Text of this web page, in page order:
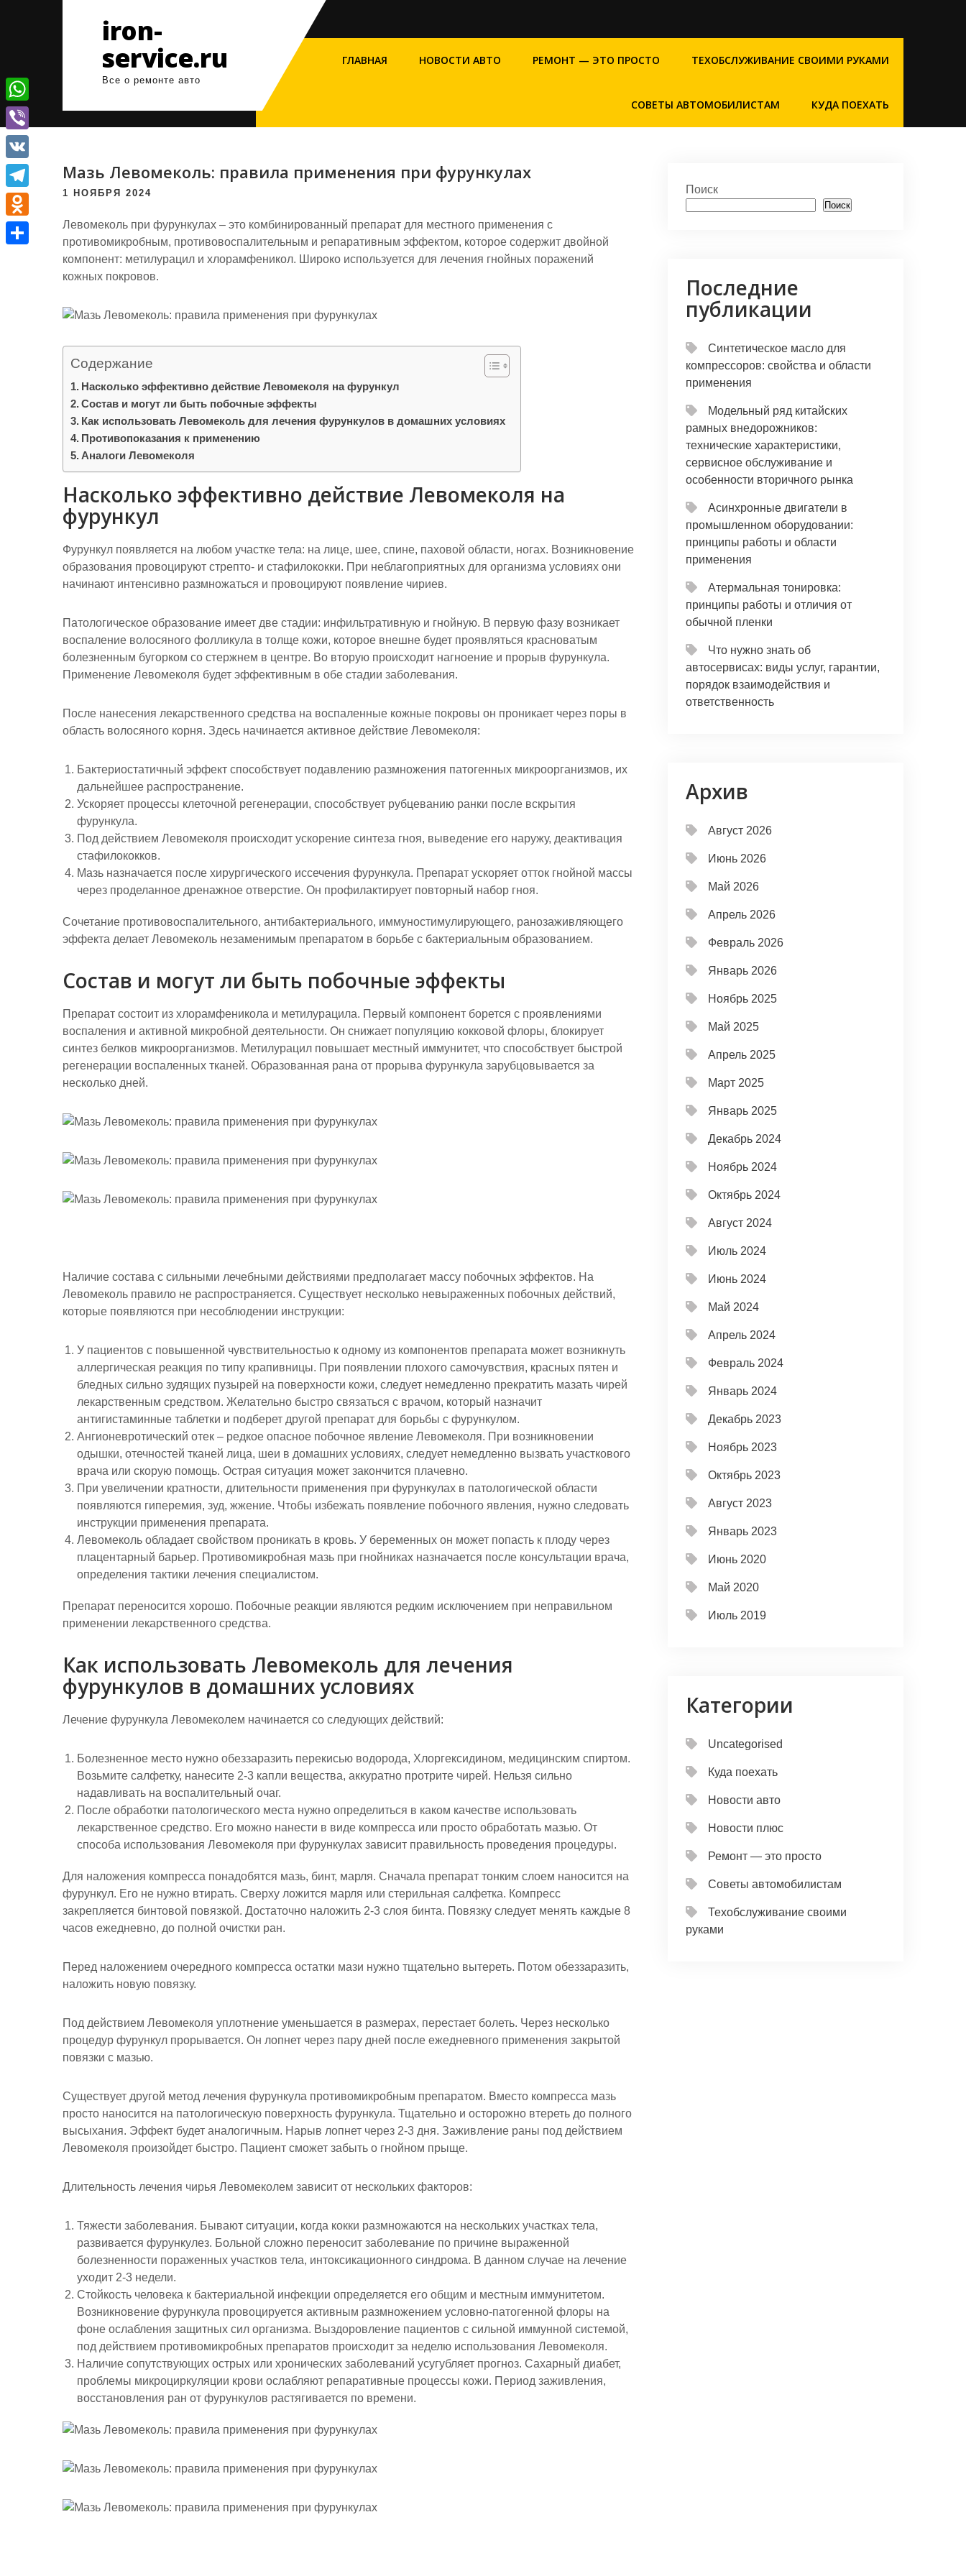
iron-
service.ru
Все о ремонте авто
ГЛАВНАЯ НОВОСТИ АВТО РЕМОНТ — ЭТО ПРОСТО ТЕХОБСЛУЖИВАНИЕ СВОИМИ РУКАМИ
СОВЕТЫ АВТОМОБИЛИСТАМ КУДА ПОЕХАТЬ
Мазь Левомеколь: правила применения при фурункулах
1 НОЯБРЯ 2024
Левомеколь при фурункулах – это комбинированный препарат для местного применения с
противомикробным, противовоспалительным и репаративным эффектом, которое содержит двойной
компонент: метилурацил и хлорамфеникол. Широко используется для лечения гнойных поражений
кожных покровов.
Содержание
Насколько эффективно действие Левомеколя на фурункул
Состав и могут ли быть побочные эффекты
Как использовать Левомеколь для лечения фурункулов в домашних условиях
Противопоказания к применению
Аналоги Левомеколя
Насколько эффективно действие Левомеколя на
фурункул
Фурункул появляется на любом участке тела: на лице, шее, спине, паховой области, ногах. Возникновение
образования провоцируют стрепто- и стафилококки. При неблагоприятных для организма условиях они
начинают интенсивно размножаться и провоцируют появление чириев.
Патологическое образование имеет две стадии: инфильтративную и гнойную. В первую фазу возникает
воспаление волосяного фолликула в толще кожи, которое внешне будет проявляться красноватым
болезненным бугорком со стержнем в центре. Во вторую происходит нагноение и прорыв фурункула.
Применение Левомеколя будет эффективным в обе стадии заболевания.
После нанесения лекарственного средства на воспаленные кожные покровы он проникает через поры в
область волосяного корня. Здесь начинается активное действие Левомеколя:
Бактериостатичный эффект способствует подавлению размножения патогенных микроорганизмов, их
дальнейшее распространение.
Ускоряет процессы клеточной регенерации, способствует рубцеванию ранки после вскрытия
фурункула.
Под действием Левомеколя происходит ускорение синтеза гноя, выведение его наружу, деактивация
стафилококков.
Мазь назначается после хирургического иссечения фурункула. Препарат ускоряет отток гнойной массы
через проделанное дренажное отверстие. Он профилактирует повторный набор гноя.
Сочетание противовоспалительного, антибактериального, иммуностимулирующего, ранозаживляющего
эффекта делает Левомеколь незаменимым препаратом в борьбе с бактериальным образованием.
Состав и могут ли быть побочные эффекты
Препарат состоит из хлорамфеникола и метилурацила. Первый компонент борется с проявлениями
воспаления и активной микробной деятельности. Он снижает популяцию кокковой флоры, блокирует
синтез белков микроорганизмов. Метилурацил повышает местный иммунитет, что способствует быстрой
регенерации воспаленных тканей. Образованная рана от прорыва фурункула зарубцовывается за
несколько дней.
Наличие состава с сильными лечебными действиями предполагает массу побочных эффектов. На
Левомеколь правило не распространяется. Существует несколько невыраженных побочных действий,
которые появляются при несоблюдении инструкции:
У пациентов с повышенной чувствительностью к одному из компонентов препарата может возникнуть
аллергическая реакция по типу крапивницы. При появлении плохого самочувствия, красных пятен и
бледных сильно зудящих пузырей на поверхности кожи, следует немедленно прекратить мазать чирей
лекарственным средством. Желательно быстро связаться с врачом, который назначит
антигистаминные таблетки и подберет другой препарат для борьбы с фурункулом.
Ангионевротический отек – редкое опасное побочное явление Левомеколя. При возникновении
одышки, отечностей тканей лица, шеи в домашних условиях, следует немедленно вызвать участкового
врача или скорую помощь. Острая ситуация может закончится плачевно.
При увеличении кратности, длительности применения при фурункулах в патологической области
появляются гиперемия, зуд, жжение. Чтобы избежать появление побочного явления, нужно следовать
инструкции применения препарата.
Левомеколь обладает свойством проникать в кровь. У беременных он может попасть к плоду через
плацентарный барьер. Противомикробная мазь при гнойниках назначается после консультации врача,
определения тактики лечения специалистом.
Препарат переносится хорошо. Побочные реакции являются редким исключением при неправильном
применении лекарственного средства.
Как использовать Левомеколь для лечения
фурункулов в домашних условиях
Лечение фурункула Левомеколем начинается со следующих действий:
Болезненное место нужно обеззаразить перекисью водорода, Хлоргексидином, медицинским спиртом.
Возьмите салфетку, нанесите 2-3 капли вещества, аккуратно протрите чирей. Нельзя сильно
надавливать на воспалительный очаг.
После обработки патологического места нужно определиться в каком качестве использовать
лекарственное средство. Его можно нанести в виде компресса или просто обработать мазью. От
способа использования Левомеколя при фурункулах зависит правильность проведения процедуры.
Для наложения компресса понадобятся мазь, бинт, марля. Сначала препарат тонким слоем наносится на
фурункул. Его не нужно втирать. Сверху ложится марля или стерильная салфетка. Компресс
закрепляется бинтовой повязкой. Достаточно наложить 2-3 слоя бинта. Повязку следует менять каждые 8
часов ежедневно, до полной очистки ран.
Перед наложением очередного компресса остатки мази нужно тщательно вытереть. Потом обеззаразить,
наложить новую повязку.
Под действием Левомеколя уплотнение уменьшается в размерах, перестает болеть. Через несколько
процедур фурункул прорывается. Он лопнет через пару дней после ежедневного применения закрытой
повязки с мазью.
Существует другой метод лечения фурункула противомикробным препаратом. Вместо компресса мазь
просто наносится на патологическую поверхность фурункула. Тщательно и осторожно втереть до полного
высыхания. Эффект будет аналогичным. Нарыв лопнет через 2-3 дня. Заживление раны под действием
Левомеколя произойдет быстро. Пациент сможет забыть о гнойном прыще.
Длительность лечения чирья Левомеколем зависит от нескольких факторов:
Тяжести заболевания. Бывают ситуации, когда кокки размножаются на нескольких участках тела,
развивается фурункулез. Больной сложно переносит заболевание по причине выраженной
болезненности пораженных участков тела, интоксикационного синдрома. В данном случае на лечение
уходит 2-3 недели.
Стойкость человека к бактериальной инфекции определяется его общим и местным иммунитетом.
Возникновение фурункула провоцируется активным размножением условно-патогенной флоры на
фоне ослабления защитных сил организма. Выздоровление пациентов с сильной иммунной системой,
под действием противомикробных препаратов происходит за неделю использования Левомеколя.
Наличие сопутствующих острых или хронических заболеваний усугубляет прогноз. Сахарный диабет,
проблемы микроциркуляции крови ослабляют репаративные процессы кожи. Период заживления,
восстановления ран от фурункулов растягивается по времени.
Поиск
Поиск
Последние
публикации
Синтетическое масло для
компрессоров: свойства и области
применения
Модельный ряд китайских
рамных внедорожников:
технические характеристики,
сервисное обслуживание и
особенности вторичного рынка
Асинхронные двигатели в
промышленном оборудовании:
принципы работы и области
применения
Атермальная тонировка:
принципы работы и отличия от
обычной пленки
Что нужно знать об
автосервисах: виды услуг, гарантии,
порядок взаимодействия и
ответственность
Архив
Август 2026
Июнь 2026
Май 2026
Апрель 2026
Февраль 2026
Январь 2026
Ноябрь 2025
Май 2025
Апрель 2025
Март 2025
Январь 2025
Декабрь 2024
Ноябрь 2024
Октябрь 2024
Август 2024
Июль 2024
Июнь 2024
Май 2024
Апрель 2024
Февраль 2024
Январь 2024
Декабрь 2023
Ноябрь 2023
Октябрь 2023
Август 2023
Январь 2023
Июнь 2020
Май 2020
Июль 2019
Категории
Uncategorised
Куда поехать
Новости авто
Новости плюс
Ремонт — это просто
Советы автомобилистам
Техобслуживание своими
руками
W
h
a
A
V
i
b
e
V
K
T
e
l
O